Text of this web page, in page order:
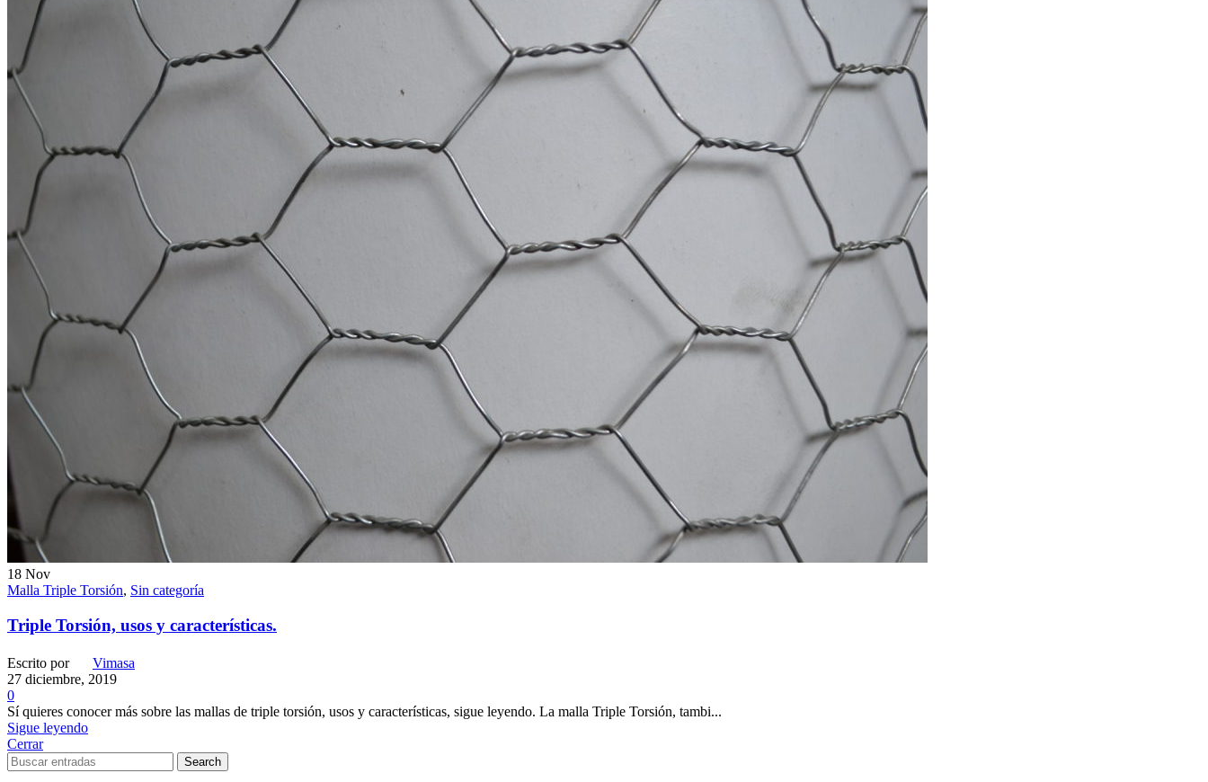
18 Nov
Malla Triple Torsión, Sin categoría
Triple Torsión, usos y características.
Escrito por
Vimasa
27 diciembre, 2019
0
Sí quieres conocer más sobre las mallas de triple torsión, usos y características, sigue leyendo. La malla Triple Torsión, tambi...
Sigue leyendo
Cerrar
Search